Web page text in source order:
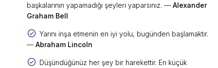
başkalarının yapamadığı şeyleri yaparsınız. — Alexander
Graham Bell
Yarını inşa etmenin en iyi yolu, bugünden başlamaktır.
— Abraham Lincoln
Düşündüğünüz her şey bir harekettir. En küçük